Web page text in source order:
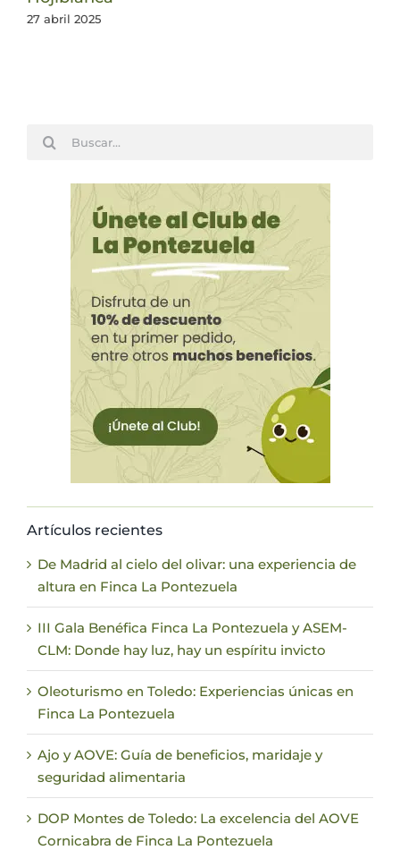
27 abril 2025
Buscar:
Artículos recientes
De Madrid al cielo del olivar: una experiencia de
altura en Finca La Pontezuela
III Gala Benéfica Finca La Pontezuela y ASEM-
CLM: Donde hay luz, hay un espíritu invicto
Oleoturismo en Toledo: Experiencias únicas en
Finca La Pontezuela
Ajo y AOVE: Guía de beneficios, maridaje y
seguridad alimentaria
DOP Montes de Toledo: La excelencia del AOVE
Cornicabra de Finca La Pontezuela